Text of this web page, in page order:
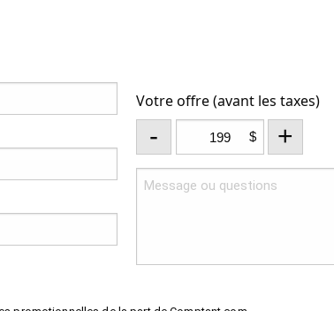
Votre offre (avant les taxes)
- $ +